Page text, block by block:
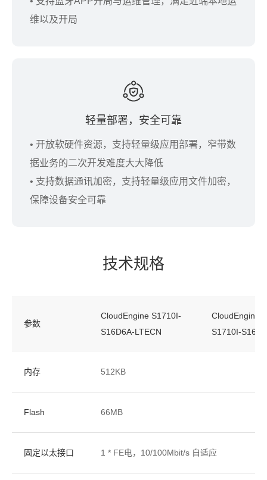
维以及开局
轻量部署，安全可靠
• 开放软硬件资源，支持轻量级应用部署，窄带数
据业务的二次开发难度大大降低
• 支持数据通讯加密，支持轻量级应用文件加密，
保障设备安全可靠
技术规格
参数
CloudEngine S1710I-
S16D6A-LTECN
CloudEngine
S1710I-
内存 512KB
Flash 66MB
固定以太接口 1 * FE电，10/100Mbit/s 自适应